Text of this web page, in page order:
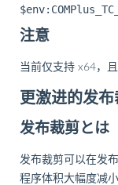
注意
当前仅支持 x64，
更激进的发布
发布裁剪とは
发布裁剪可以在发
程序体积大幅度减小